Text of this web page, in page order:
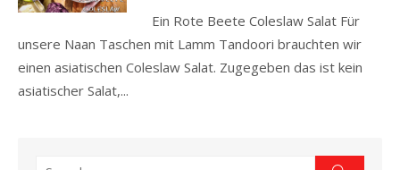
Ein Rote Beete Coleslaw Salat Für
unsere Naan Taschen mit Lamm Tandoori brauchten wir
einen asiatischen Coleslaw Salat. Zugegeben das ist kein
asiatischer Salat,...
Search